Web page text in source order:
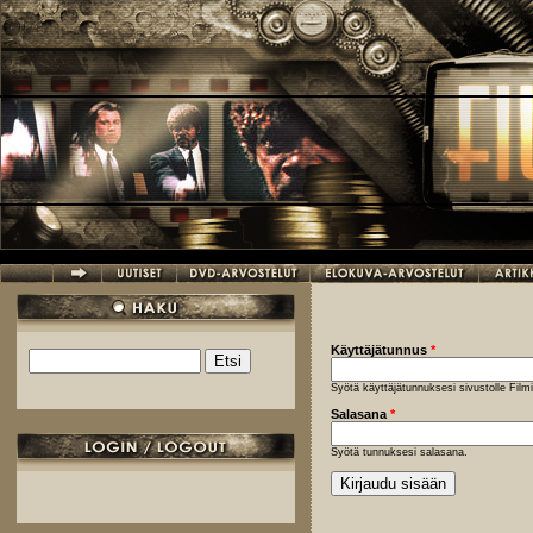
Hyppää pääsisältöön
Hakulomake
Käyttäjätunnus *
Syötä käyttäjätunnuksesi sivustolle
Salasana *
Syötä tunnuksesi salasana.